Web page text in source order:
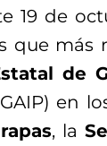
19 de
que más
de
en
, la